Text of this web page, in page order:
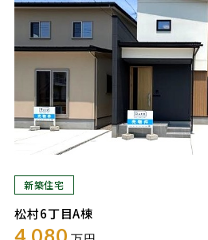
新築住宅
松村6丁目A棟